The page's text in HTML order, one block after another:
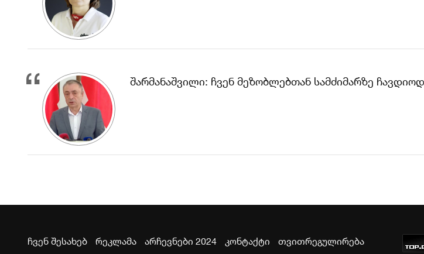
შარმანაშვილი: ჩვენ მეზობლებთან სამძიმარზე
ჩვენ შესახებ რეკლამა არჩევნები 2024 კონტაქტი თვითრეგულირება